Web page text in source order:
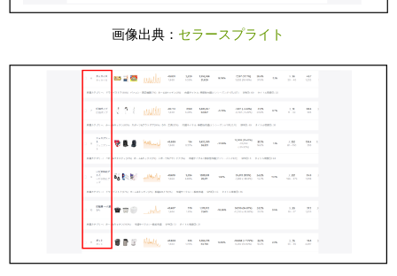
画像出典： セラースプライト